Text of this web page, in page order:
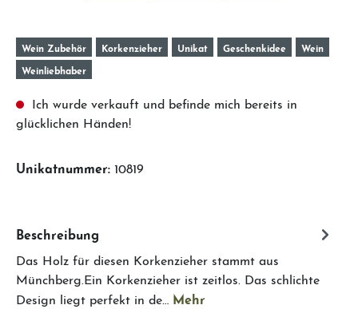
Wein Zubehör Korkenzieher Unikat Geschenkidee
Wein
Weinliebhaber
Ich wurde verkauft und befinde mich bereits in
glücklichen Händen!
Unikatnummer: 10819
Beschreibung
Das Holz für diesen Korkenzieher stammt aus
Münchberg.Ein Korkenzieher ist zeitlos. Das schlichte
Design liegt perfekt in de… Mehr